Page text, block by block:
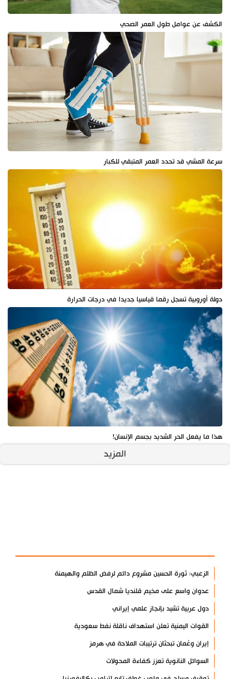
الكشف عن عوامل طول العمر الصحي
سرعة المشي قد تحدد العمر المتبقي للكبار
دولة أوروبية تسجل رقما قياسيا جديدا في درجات الحرارة
هذا ما يفعل الحر الشديد بجسم الإنسان!
المزيد
الزعبي: ثورة الحسين مشروع دائم لرفض الظلم والهيمنة
عدوان واسع على مخيم قلنديا شمال القدس
دول عربية تشيد بإنجاز علمي إيراني
القوات اليمنية تعلن استهداف ناقلة نفط سعودية
إيران وعُمان تبحثان ترتيبات الملاحة في هرمز
السوائل النانوية تعزز كفاءة المحولات